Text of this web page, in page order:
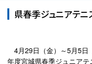
県春季ジュニアテニ
4月29日（金）～5月5日
年度宮城県春季ジュニア